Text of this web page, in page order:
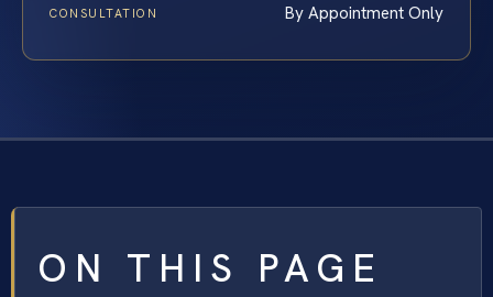
CONSULTATION By Appointment Only
ON THIS PAGE